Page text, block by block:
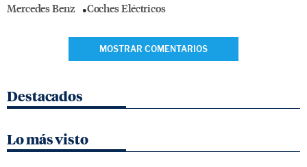
Mercedes Benz Coches Eléctricos
MOSTRAR COMENTARIOS
Destacados
Lo más visto